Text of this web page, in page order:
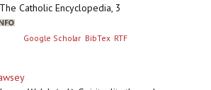
Catholic Encyclopedia, 3
Google Scholar BibTex RTF